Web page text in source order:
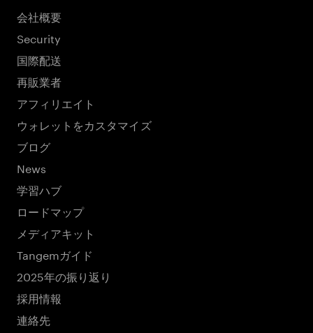
会社概要
Security
国際配送
再販業者
アフィリエイト
ウォレットをカスタマイズ
ブログ
News
学習ハブ
ロードマップ
メディアキット
Tangemガイド
2025年の振り返り
採用情報
連絡先